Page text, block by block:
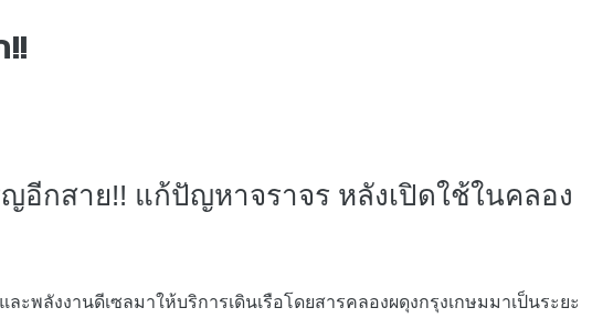
อีกสาย!! แก้ปัญหาจราจร หลังเปิดใช้ในคลอง
งงานดีเซลมาให้บริการเดินเรือโดยสารคลองผดุงกรุงเกษมมาเป็นระยะ